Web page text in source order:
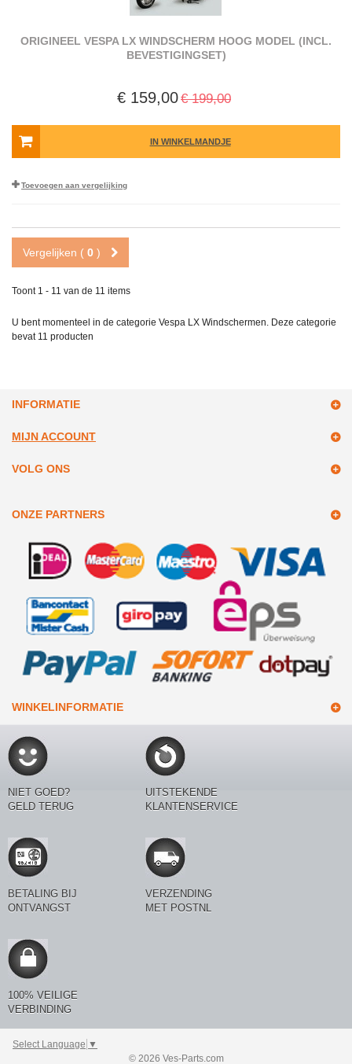
ORIGINEEL VESPA LX WINDSCHERM HOOG MODEL (INCL.
BEVESTIGINGSET)
€ 159,00€ 199,00
IN WINKELMANDJE
Toevoegen aan vergelijking
Vergelijken ( 0 )
Toont 1 - 11 van de 11 items
U bent momenteel in de categorie Vespa LX Windschermen. Deze categorie
bevat 11 producten
INFORMATIE
MIJN ACCOUNT
VOLG ONS
ONZE PARTNERS
WINKELINFORMATIE
NIET GOED?
GELD TERUG
UITSTEKENDE
KLANTENSERVICE
BETALING BIJ
ONTVANGST
VERZENDING
MET POSTNL
100% VEILIGE
VERBINDING
Select Language ▼
© 2026 Ves-Parts.com